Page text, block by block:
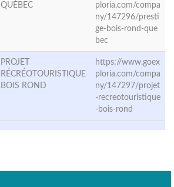
QUÉBEC
ploria.com/compa
ny/147296/presti
ge-bois-rond-que
bec
PROJET
RÉCRÉOTOURISTIQUE
BOIS ROND
https://www.goex
ploria.com/compa
ny/147297/projet
-recreotouristique
-bois-rond